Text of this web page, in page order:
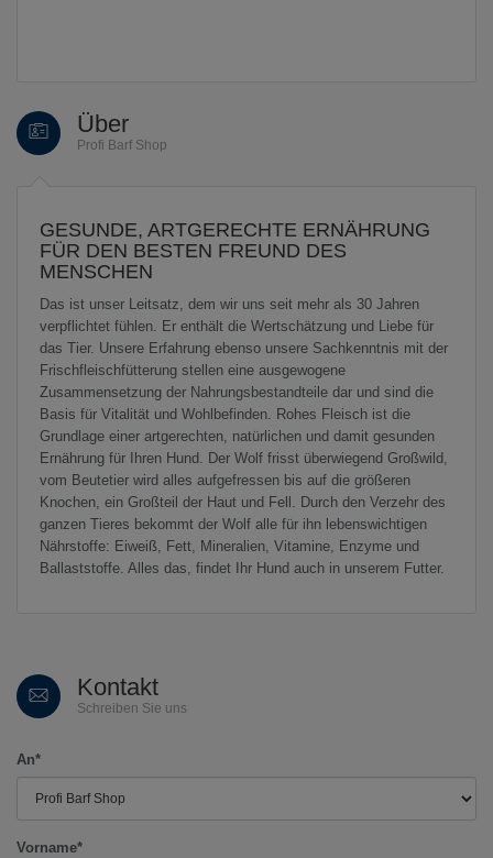
Über
Profi Barf Shop
GESUNDE, ARTGERECHTE ERNÄHRUNG
FÜR DEN BESTEN FREUND DES
MENSCHEN
Das ist unser Leitsatz, dem wir uns seit mehr als 30 Jahren
verpflichtet fühlen. Er enthält die Wertschätzung und Liebe für
das Tier. Unsere Erfahrung ebenso unsere Sachkenntnis mit der
Frischfleischfütterung stellen eine ausgewogene
Zusammensetzung der Nahrungsbestandteile dar und sind die
Basis für Vitalität und Wohlbefinden. Rohes Fleisch ist die
Grundlage einer artgerechten, natürlichen und damit gesunden
Ernährung für Ihren Hund. Der Wolf frisst überwiegend Großwild,
vom Beutetier wird alles aufgefressen bis auf die größeren
Knochen, ein Großteil der Haut und Fell. Durch den Verzehr des
ganzen Tieres bekommt der Wolf alle für ihn lebenswichtigen
Nährstoffe: Eiweiß, Fett, Mineralien, Vitamine, Enzyme und
Ballaststoffe. Alles das, findet Ihr Hund auch in unserem Futter.
Kontakt
Schreiben Sie uns
An*
Vorname*